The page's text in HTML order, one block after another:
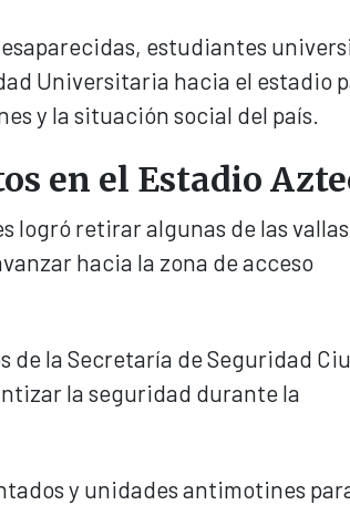
estudiantes
Universitaria hacia el estadio
y la situación social del país.
en el Estadio
logró retirar algunas de las vallas
hacia la zona de acceso
la Secretaría de Seguridad
la seguridad durante la
y unidades antimotines